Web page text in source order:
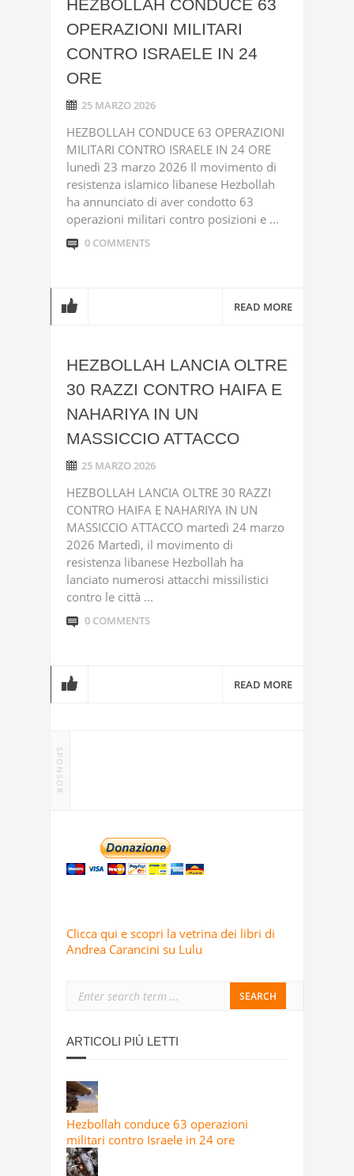
HEZBOLLAH CONDUCE 63
OPERAZIONI MILITARI
CONTRO ISRAELE IN 24
ORE
25 MARZO 2026
HEZBOLLAH CONDUCE 63 OPERAZIONI
MILITARI CONTRO ISRAELE IN 24 ORE
lunedì 23 marzo 2026 Il movimento di
resistenza islamico libanese Hezbollah
ha annunciato di aver condotto 63
operazioni militari contro posizioni e ...
0 COMMENTS
READ MORE
HEZBOLLAH LANCIA OLTRE
30 RAZZI CONTRO HAIFA E
NAHARIYA IN UN
MASSICCIO ATTACCO
25 MARZO 2026
HEZBOLLAH LANCIA OLTRE 30 RAZZI
CONTRO HAIFA E NAHARIYA IN UN
MASSICCIO ATTACCO martedì 24 marzo
2026 Martedì, il movimento di
resistenza libanese Hezbollah ha
lanciato numerosi attacchi missilistici
contro le città ...
0 COMMENTS
READ MORE
SPONSOR
Clicca qui e scopri la vetrina dei libri di
Andrea Carancini su Lulu
ARTICOLI PIÙ LETTI
Hezbollah conduce 63 operazioni
militari contro Israele in 24 ore